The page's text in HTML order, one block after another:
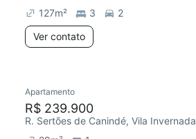
127m² 3
2
Ver contato
Chegou este mês
Apartamento
R$ 239.900
R. Sertões de Canindé, Vila Invernada